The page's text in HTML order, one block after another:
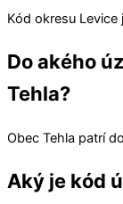
Kód okresu Levice
Do akého
Tehla?
Obec Tehla patrí
Aký je kód